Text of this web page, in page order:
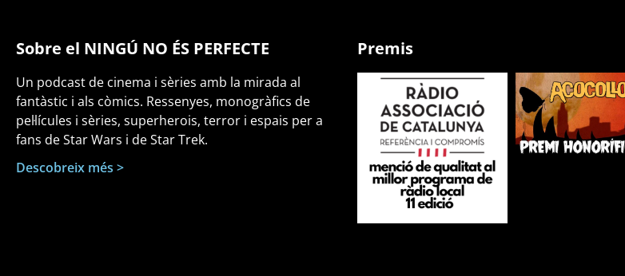
Sobre el NINGÚ NO ÉS PERFECTE
Un podcast de cinema i sèries amb la mirada al
fantàstic i als còmics. Ressenyes, monogràfics de
pel·lícules i sèries, superherois, terror i espais per a
fans de Star Wars i de Star Trek.
Descobreix més >
Premis